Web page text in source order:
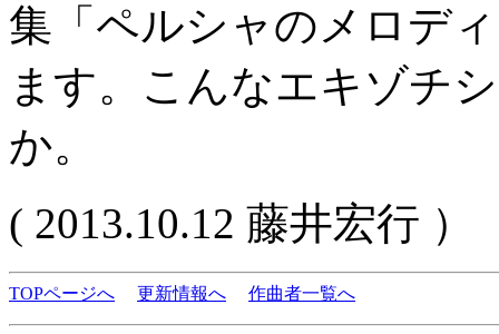
集「ペルシャのメロデ
ます。こんなエキゾチ
か。
( 2013.10.12 藤井宏行 ）
TOPページへ 更新情報へ 作曲者一覧へ